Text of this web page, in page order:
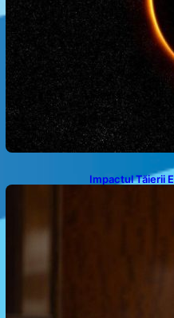
Impactul Tăierii